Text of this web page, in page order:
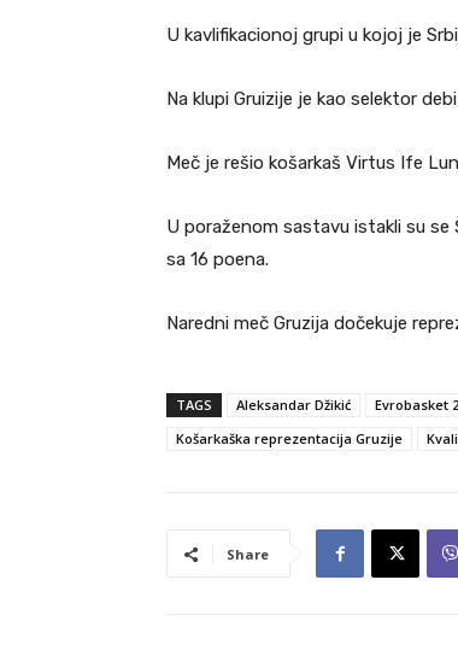
U kavlifikacionoj grupi u kojoj je
Na klupi Gruizije je kao selektor
Meč je rešio košarkaš Virtus Ife
U poraženom sastavu istakli su
sa 16 poena.
Naredni meč Gruzija dočekuje
TAGS Aleksandar Džikić Evrobasket
Košarkaška reprezentacija Gruzije
Share